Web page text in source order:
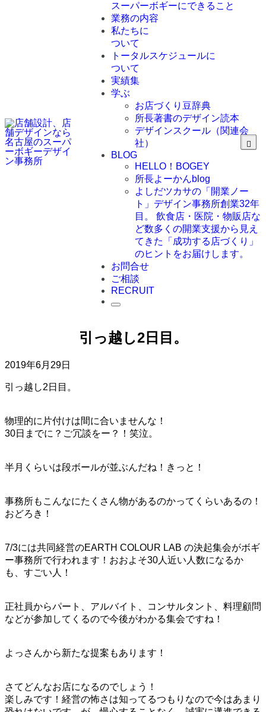
スーパーボギーにできること
業務の内容
私たちに
ついて
トータルスケジュールに
ついて
実績集
学ぶ
お店づくり豆辞典
所長著書のデザイン読本
デザインスクール（関連会
社）
BLOG
HELLO！BOGEY
所長よーかんblog
よしだツカサの「開業ノー
ト」 デザイン事務所創業32年
目。 飲食店・医院・物販店な
ど数多くの開業支援から見え
てきた「成功する店づくり」
のヒントをお届けします。
お問合せ
ご相談
RECRUIT
引っ越し2日目。
2019年6月29日
引っ越し2日目。
物理的に片付けは間に合いませんな！
30日までに？ご冗談をー？！笑泣。
半月くらいは段ボールが並ぶんだね！きっと！
事務所もこんなにたくさん物があるのかってくらいあるの！
おどろき！
7/3には共同経営のEARTH COLOUR LAB の決起集会がボギ
ー事務所で行われます！おおよそ30人近い人数になるか
も、すごい人！
正社員からパート、アルバイト、コンサルタント、料理顧問
などが参加してくるので今後がわかる集会ですね！
よっさんから新たな提案もあります！
さてどんなお店になるのでしょう！
楽しみです！経営の怖さは知ってるつもりなので今はあまり